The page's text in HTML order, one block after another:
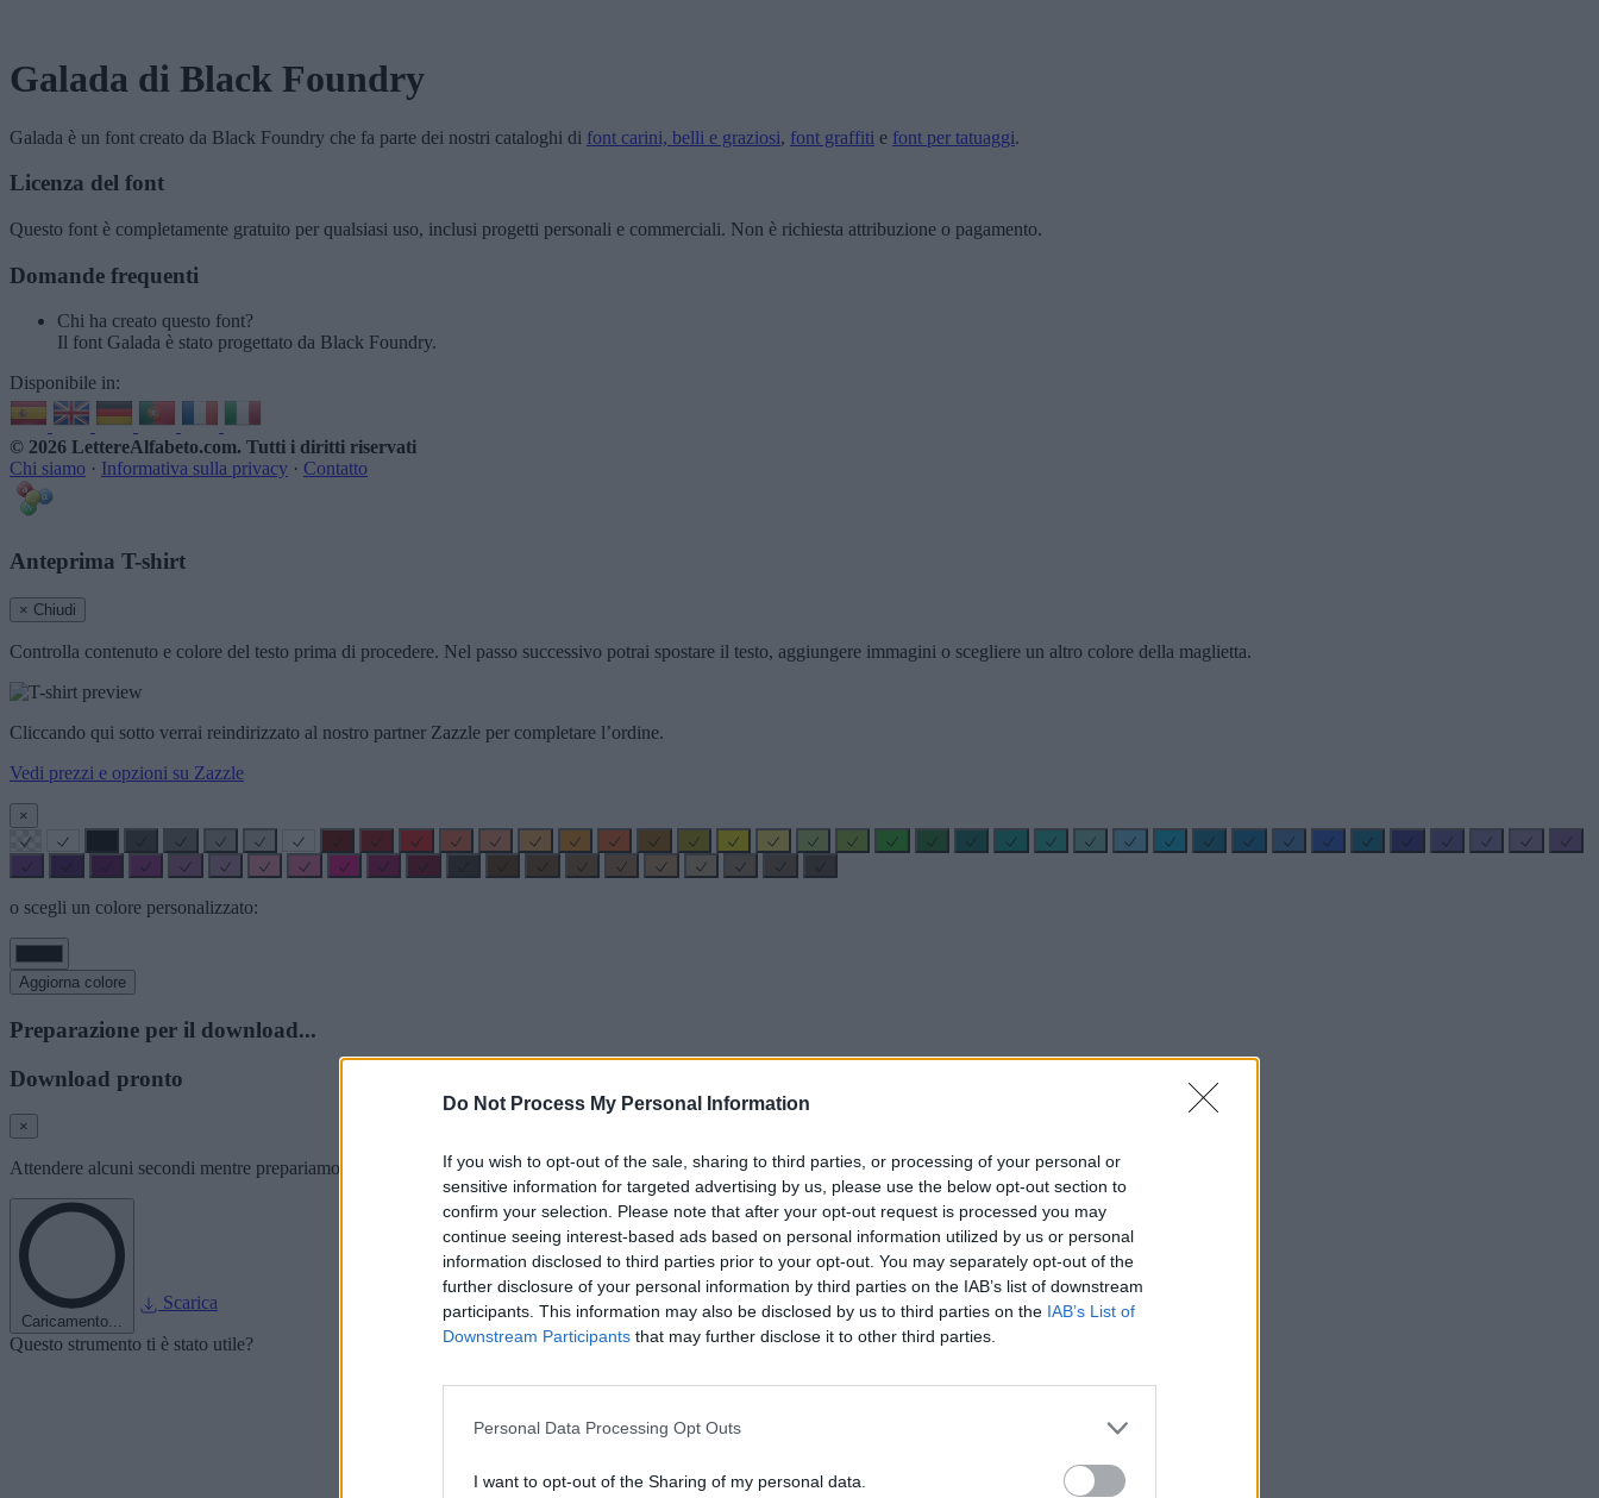
Do Not Process My Personal Information
If you wish to opt-out of the sale, sharing to third parties, or processing of your personal or
sensitive information for targeted advertising by us, please use the below opt-out section to
confirm your selection. Please note that after your opt-out request is processed you may
continue seeing interest-based ads based on personal information utilized by us or personal
information disclosed to third parties prior to your opt-out. You may separately opt-out of the
further disclosure of your personal information by third parties on the IAB’s list of downstream
participants. This information may also be disclosed by us to third parties on the IAB’s List of
Downstream Participants that may further disclose it to other third parties.
Personal Data Processing Opt Outs
I want to opt-out of the Sharing of my personal data.
Galada di Black Foundry
Galada è un font creato da Black Foundry che fa parte dei nostri cataloghi di font carini, belli e graziosi, font graffiti e font per tatuaggi.
Licenza del font
Questo font è completamente gratuito per qualsiasi uso, inclusi progetti personali e commerciali. Non è richiesta attribuzione o pagamento.
Domande frequenti
Chi ha creato questo font?
Il font Galada è stato progettato da Black Foundry.
Disponibile in:
© 2026 LettereAlfabeto.com. Tutti i diritti riservati
Chi siamo · Informativa sulla privacy · Contatto
Anteprima T-shirt
× Chiudi
Controlla contenuto e colore del testo prima di procedere. Nel passo successivo potrai spostare il testo, aggiungere immagini o scegliere un altro colore della maglietta.
Cliccando qui sotto verrai reindirizzato al nostro partner Zazzle per completare l’ordine.
Vedi prezzi e opzioni su Zazzle
×
o scegli un colore personalizzato:
Aggiorna colore
Preparazione per il download...
Download pronto
×
Attendere alcuni secondi mentre prepariamo l'immagine del font per il download.
Caricamento...
Scarica
Questo strumento ti è stato utile?